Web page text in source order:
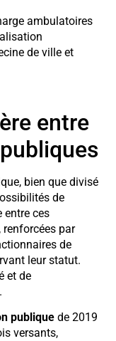
ambulatoires
de ville et
entre
bien que divisé
de
entre ces
renforcées par
de
leur statut.
et de
publique de 2019
versants,